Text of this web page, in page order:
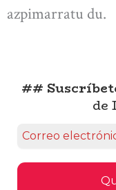
azpimarratu du.
##
de